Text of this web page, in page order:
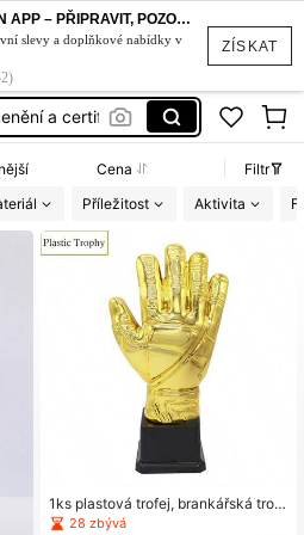
ZÍSKAT
APLIKACE SHEIN APP – PŘIPRAVIT, POZOR, STYL!
slevy a doplňkové nabídky v
a certifikáty
Cena
Filtr
Příležitost Aktivita
1ks plastová trofej, brankářská trofe
j, trofej pro fotbalovou soutěž ve tv
28 zbývá